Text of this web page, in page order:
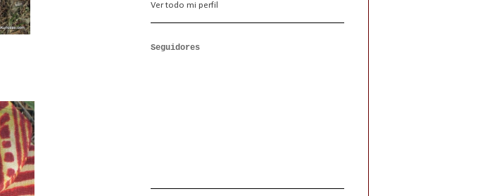
Ver todo mi perfil
Seguidores